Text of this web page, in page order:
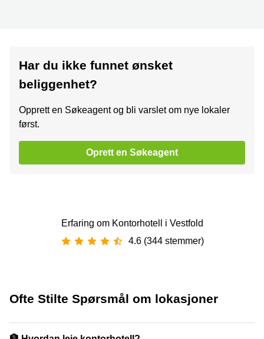
Har du ikke funnet ønsket
beliggenhet?
Opprett en Søkeagent og bli varslet om nye lokaler
først.
Oprett en Søkeagent
Erfaring om Kontorhotell i Vestfold
4.6 (344 stemmer)
Ofte Stilte Spørsmål om lokasjoner